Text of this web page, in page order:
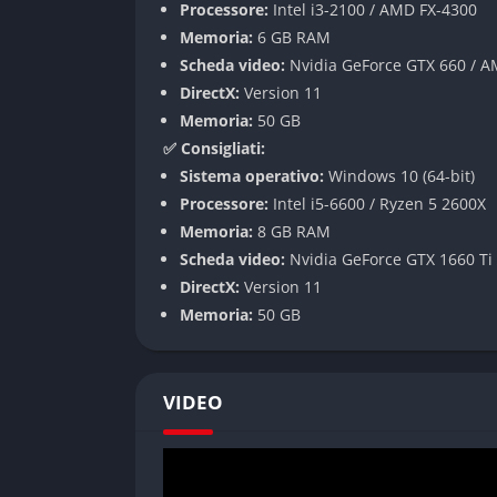
Modalità di gioco
Campagna strategica
La campagna è il cuore dell’esperienza di
territorio, gestire risorse e relazioni
la campagna è diventata più ricca e
mappa notevolmente ampliata.
Battaglie in tempo reale
Le battaglie rappresentano il momento più
le proprie truppe sul campo. Con oltre 150
Pro e Contro
✔️ Pro
Processore: Intel i3-2100 / AMD FX-4300
Memoria: 6 GB RAM
Scheda video: Nvidia GeForce GTX 660 /
DirectX: Version 11
Memoria: 50 GB
✅ Consigliati:
Sistema operativo: Windows 10 (64-bit)
Processore: Intel i5-6600 / Ryzen 5 2600X
Memoria: 8 GB RAM
Scheda video: Nvidia GeForce GTX 1660
DirectX: Version 11
Memoria: 50 GB
VIDEO